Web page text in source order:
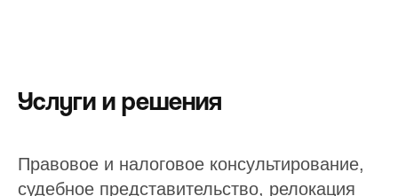
Услуги и решения
Правовое и налоговое консультирование,
судебное представительство, релокация